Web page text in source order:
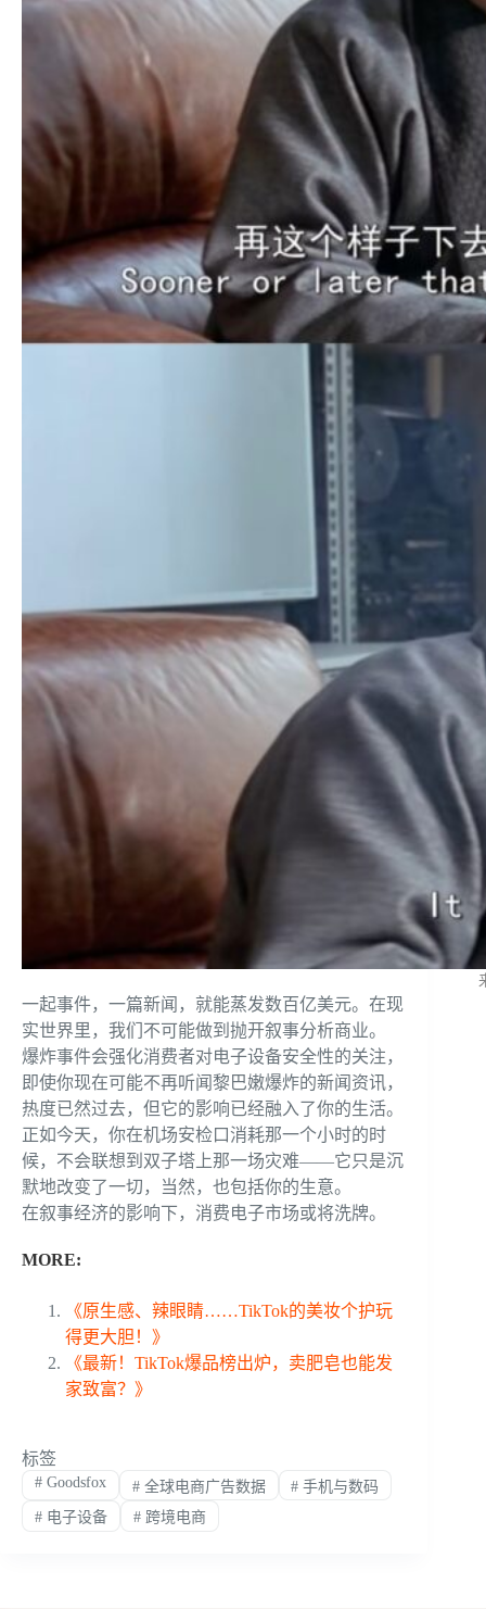
一起事件，一篇新闻，就能蒸发数百亿美元。在现
实世界里，我们不可能做到抛开叙事分析商业。
爆炸事件会强化消费者对电子设备安全性的关注，
即使你现在可能不再听闻黎巴嫩爆炸的新闻资讯，
热度已然过去，但它的影响已经融入了你的生活。
正如今天，你在机场安检口消耗那一个小时的时
候，不会联想到双子塔上那一场灾难——它只是沉
默地改变了一切，当然，也包括你的生意。
在叙事经济的影响下，消费电子市场或将洗牌。
MORE:
《原生感、辣眼睛……TikTok的美妆个护玩
得更大胆！》
《最新！TikTok爆品榜出炉，卖肥皂也能发
家致富？》
标签
#Goodsfox #全球电商广告数据 # 手机与数码
#电子设备 #跨境电商